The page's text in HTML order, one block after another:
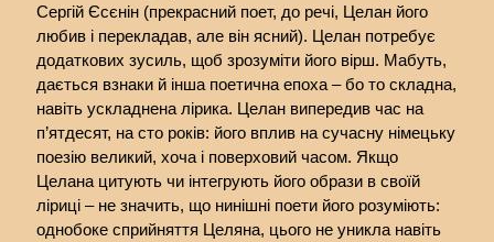
Сергій Єсєнін (прекрасний поет, до речі, Целан його
любив і перекладав, але він ясний). Целан потребує
додаткових зусиль, щоб зрозуміти його вірш. Мабуть,
дається взнаки й інша поетична епоха – бо то складна,
навіть ускладнена лірика. Целан випередив час на
п’ятдесят, на сто років: його вплив на сучасну німецьку
поезію великий, хоча і поверховий часом. Якщо
Целана цитують чи інтегрують його образи в своїй
ліриці – не значить, що нинішні поети його розуміють:
однобоке сприйняття Целяна, цього не уникла навіть